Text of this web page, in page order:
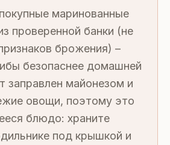
маринованные
проверенной банки (не
брожения) –
безопаснее домашней
заправлен майонезом и
овощи, поэтому это
блюдо: храните
под крышкой и